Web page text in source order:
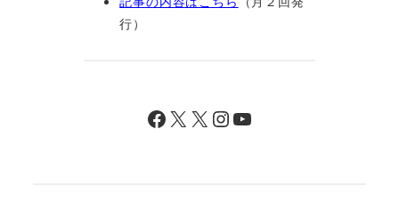
行）
Facebook X X InstagramYouTube